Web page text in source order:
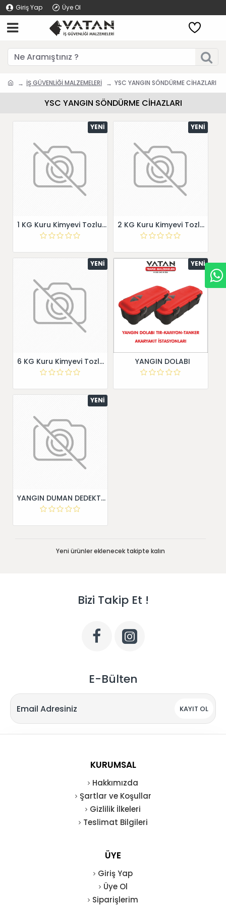
Giriş Yap Üye Ol
İŞ GÜVENLİĞİ MALZEMELERİ YSC YANGIN SÖNDÜRME CİHAZLARI
YSC YANGIN SÖNDÜRME CİHAZLARI
YENI
1 KG Kuru Kimyevi Tozlu ABC YANGIN SÖNDÜRÜCÜ
YENI
2 KG Kuru Kimyevi Tozlu ABC YANGIN SÖNDÜRÜCÜ
YENI
6 KG Kuru Kimyevi Tozlu ABC YANGIN SÖNDÜRÜCÜ
YENI
YANGIN DOLABI
YENI
YANGIN DUMAN DEDEKTÖRÜ
Yeni ürünler eklenecek takipte kalın
Bizi Takip Et !
E-Bülten
KAYIT OL
KURUMSAL
Hakkımızda
Şartlar ve Koşullar
Gizlilik İlkeleri
Teslimat Bilgileri
ÜYE
Giriş Yap
Üye Ol
Siparişlerim